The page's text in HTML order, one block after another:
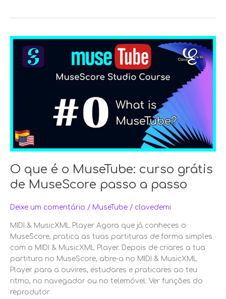
O que é o MuseTube: curso grátis
de MuseScore passo a passo
Deixe um comentário / MuseTube / clavedemi
MIDI & MusicXML Player Agora que já conheces o
MuseScore, pratica as tuas partituras de forma simples
com o MIDI & MusicXML Player. Depois de criares a tua
partitura no MuseScore, abre-a no MIDI & MusicXML
Player para a ouvires, estudares e praticares ao teu
ritmo, no navegador ou no telemóvel. Ver funções do
reprodutor
O
MuseScore
passo
a
passo